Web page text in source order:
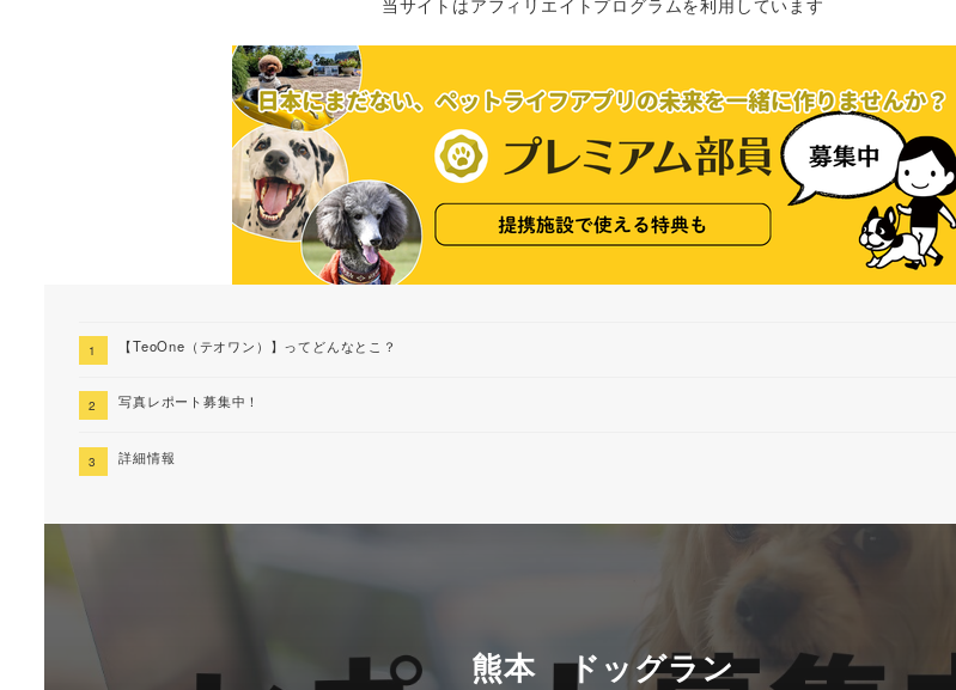
当サイトはアフィリエイトプログラムを利用しています
【TeoOne（テオワン）】ってどんなとこ？
写真レポート募集中！
詳細情報
熊本 ドッグラン